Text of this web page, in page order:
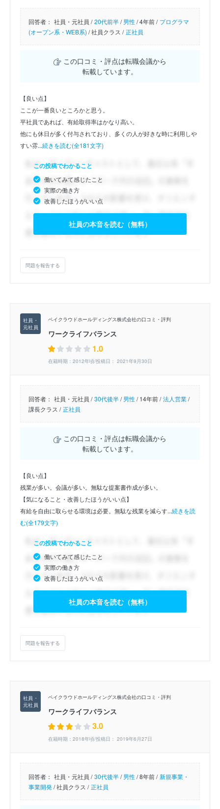
回答者： 社員・元社員 / 20代前半/男性/4年前 / プログラマ
(オープン系・WEB系) /社員クラス / 正社員
この口コミ・評点は転職会議から
転載しています。
【良い点】
ここが一番良いところかと思う。
平社員であれば、有給取得率はかなり高い。
他にも休日が多く付与されており、多くの人が好きな時に利用しや
すい雰...続きを読む(全181文字)
この投稿でわかること
働いてみて感じたこと
実際の働き方
改善したほうがいい点
社員の本音を読む（無料）
問題を報告する
ペイクラウドホールディングス株式会社の口コミ・評判
ワークライフバランス
1.0
在籍時期：2012年頃/投稿日： 2021年9月30日
回答者： 社員・元社員 / 30代後半/男性/14年前 / 法人営業/
課長クラス / 正社員
この口コミ・評点は転職会議から
転載しています。
【良い点】
残業が多い。会議が多い。無駄な提案書作成が多い。
【気になること・改善したほうがいい点】
有給を自由に取らせる環境は必要。無駄な残業を減らす...続きを読
む(全179文字)
この投稿でわかること
働いてみて感じたこと
実際の働き方
改善したほうがいい点
社員の本音を読む（無料）
問題を報告する
ペイクラウドホールディングス株式会社の口コミ・評判
ワークライフバランス
3.0
在籍時期：2018年頃/投稿日： 2019年6月27日
回答者： 社員・元社員 / 30代後半/男性/8年前 / 新規事業・
事業開発/社員クラス / 正社員